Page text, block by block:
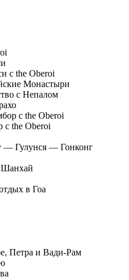
c the Oberoi
Монастыри
с Непалом
c the Oberoi
c the Oberoi
— Гулунся — Гонконг
Шанхай
в Гоа
Петра и Вади-Рам